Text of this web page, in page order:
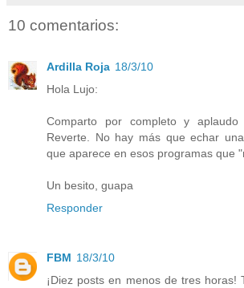
10 comentarios:
Ardilla Roja 18/3/10
Hola Lujo:
Comparto por completo y
Reverte. No hay más que echar
que aparece en esos programas que
Un besito, guapa
Responder
FBM 18/3/10
¡Diez posts en menos de tres horas!